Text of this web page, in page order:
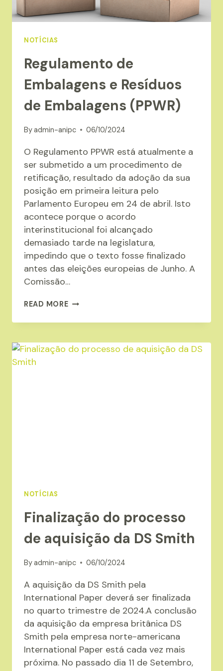
NOTÍCIAS
Regulamento de
Embalagens e Resíduos
de Embalagens (PPWR)
Byadmin-anipc 06/10/2024
O Regulamento PPWR está atualmente a
ser submetido a um procedimento de
retificação, resultado da adoção da sua
posição em primeira leitura pelo
Parlamento Europeu em 24 de abril. Isto
acontece porque o acordo
interinstitucional foi alcançado
demasiado tarde na legislatura,
impedindo que o texto fosse finalizado
antes das eleições europeias de Junho. A
Comissão…
READ MOREREGULAMENTO
E
RESÍDUOS
NOTÍCIAS
Finalização do processo
de aquisição da DS Smith
Byadmin-anipc 06/10/2024
A aquisição da DS Smith pela
International Paper deverá ser finalizada
no quarto trimestre de 2024.A conclusão
da aquisição da empresa britânica DS
Smith pela empresa norte-americana
International Paper está cada vez mais
próxima. No passado dia 11 de Setembro,